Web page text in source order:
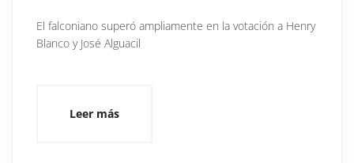
El falconiano superó ampliamente en la votación a Henry
Blanco y José Alguacil
Leer más